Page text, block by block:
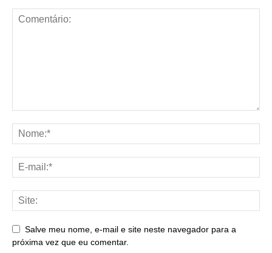
Salve meu nome, e-mail e site neste navegador para a
próxima vez que eu comentar.